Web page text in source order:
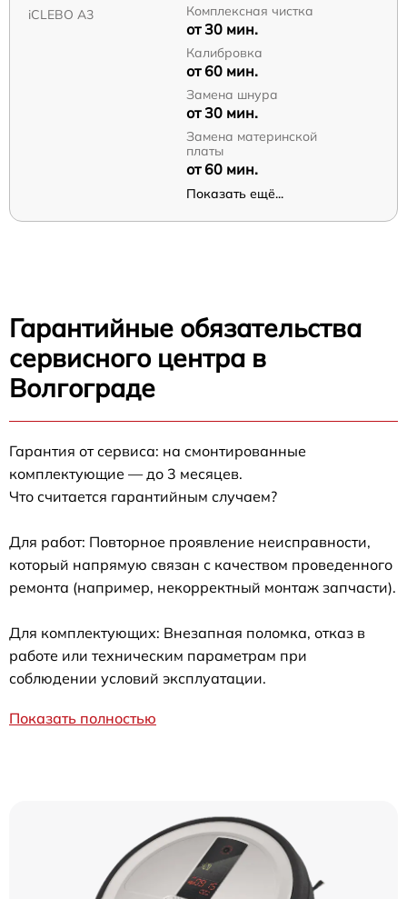
iCLEBO A3
Комплексная чистка
от 30 мин.
Калибровка
от 60 мин.
Замена шнура
от 30 мин.
Замена материнской
платы
от 60 мин.
Показать ещё...
Гарантийные обязательства
сервисного центра в
Волгограде
Гарантия от сервиса: на смонтированные
комплектующие — до 3 месяцев.
Что считается гарантийным случаем?
Для работ: Повторное проявление неисправности,
который напрямую связан с качеством проведенного
ремонта (например, некорректный монтаж запчасти).
Для комплектующих: Внезапная поломка, отказ в
работе или техническим параметрам при
соблюдении условий эксплуатации.
Показать полностью